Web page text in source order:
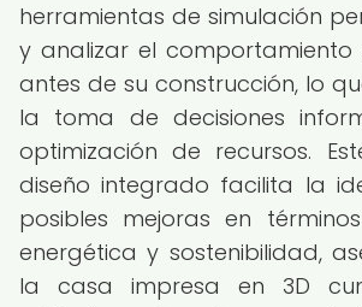
herramientas de simulación
y analizar el comportamiento
antes de su construcción, lo
la toma de decisiones
optimización de recursos.
diseño integrado facilita la
posibles mejoras en
energética y sostenibilidad,
la casa impresa en 3D